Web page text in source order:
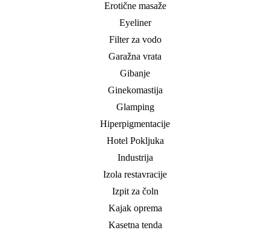
Erotične masaže
Eyeliner
Filter za vodo
Garažna vrata
Gibanje
Ginekomastija
Glamping
Hiperpigmentacije
Hotel Pokljuka
Industrija
Izola restavracije
Izpit za čoln
Kajak oprema
Kasetna tenda